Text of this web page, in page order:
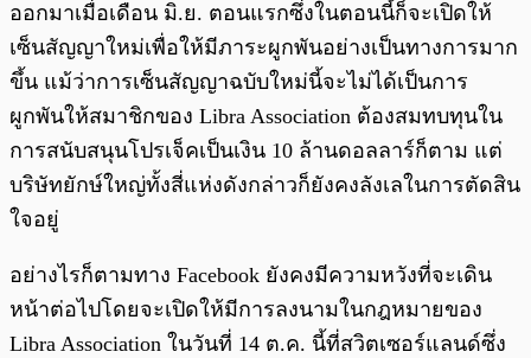
ออกมาเมื่อเดือน มิ.ย. ตอนแรกซึ่งในตอนนี้ก็จะเปิดให้
เซ็นสัญญาใหม่เพื่อให้มีภาระผูกพันอย่างเป็นทางการมาก
ขึ้น แม้ว่าการเซ็นสัญญาฉบับใหม่นี้จะไม่ได้เป็นการ
ผูกพันให้สมาชิกของ Libra Association ต้องสมทบทุนใน
การสนับสนุนโปรเจ็คเป็นเงิน 10 ล้านดอลลาร์ก็ตาม แต่
บริษัทยักษ์ใหญ่ทั้งสี่แห่งดังกล่าวก็ยังคงลังเลในการตัดสิน
ใจอยู่
อย่างไรก็ตามทาง Facebook ยังคงมีความหวังที่จะเดิน
หน้าต่อไปโดยจะเปิดให้มีการลงนามในกฎหมายของ
Libra Association ในวันที่ 14 ต.ค. นี้ที่สวิตเซอร์แลนด์ซึ่ง